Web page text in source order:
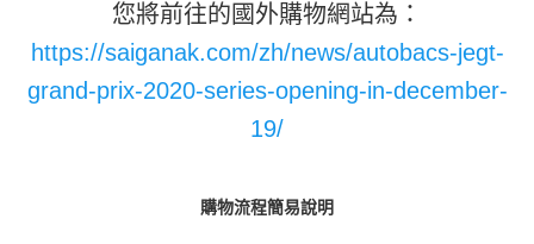
您將前往的國外購物網站為：
https://saiganak.com/zh/news/autobacs-jegt-
grand-prix-2020-series-opening-in-december-
19/
購物流程簡易說明